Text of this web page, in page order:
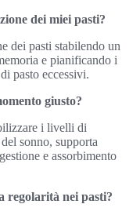
dei miei pasti?
dei pasti stabilendo un
e pianificando i
pasto eccessivi.
giusto?
i livelli di
sonno, supporta
e assorbimento
regolarità nei pasti?